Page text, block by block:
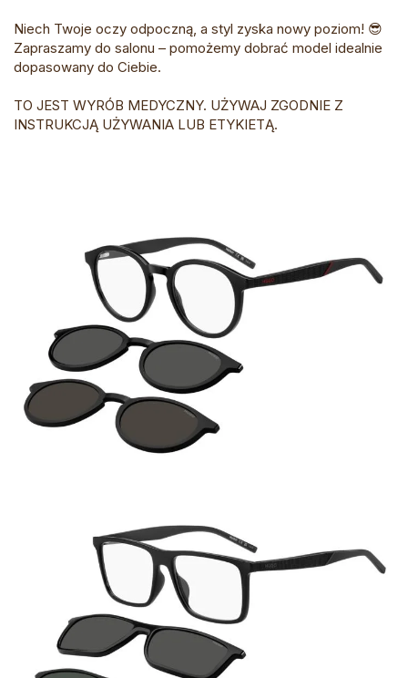
Niech Twoje oczy odpoczną, a styl zyska nowy poziom! 😎
Zapraszamy do salonu – pomożemy dobrać model idealnie
dopasowany do Ciebie.
TO JEST WYRÓB MEDYCZNY. UŻYWAJ ZGODNIE Z
INSTRUKCJĄ UŻYWANIA LUB ETYKIETĄ.